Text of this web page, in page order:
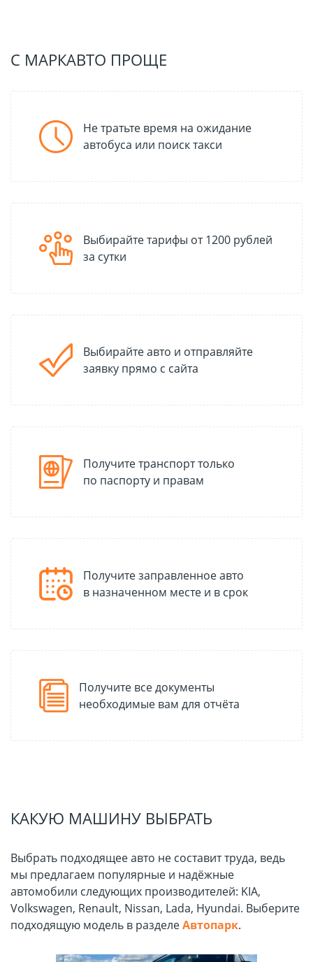
C МАРКАВТО ПРОЩЕ
Не тратьте время на ожидание
автобуса или поиск такси
Выбирайте тарифы от 1200 рублей
за сутки
Выбирайте авто и отправляйте
заявку прямо с сайта
Получите транспорт только
по паспорту и правам
Получите заправленное авто
в назначенном месте и в срок
Получите все документы
необходимые вам для отчёта
КАКУЮ МАШИНУ ВЫБРАТЬ
Выбрать подходящее авто не составит труда, ведь
мы предлагаем популярные и надёжные
автомобили следующих производителей: KIA,
Volkswagen, Renault, Nissan, Lada, Hyundai. Выберите
подходящую модель в разделеАвтопарк.